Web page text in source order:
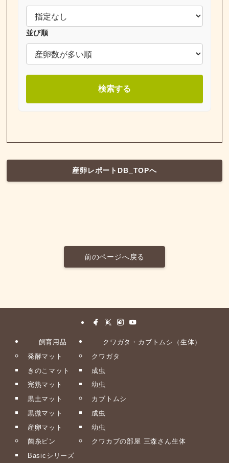
並び順
検索する
産卵レポートDB_TOPへ
前のページへ戻る
飼育用品
発酵マット
きのこマット
完熟マット
黒土マット
黒微マット
産卵マット
菌糸ビン
Basicシリーズ
クワガタ・カブトムシ（生体）
クワガタ
成虫
幼虫
カブトムシ
成虫
幼虫
クワカブの部屋 三森さん生体